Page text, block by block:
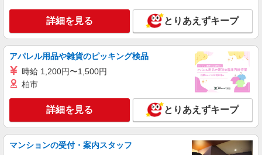
キープ 詳細を見る
派遣社員
株式会社綜合キャリアオプション（1314VJ0805G10★71-N-T4）
組立・加工・食品製造など/日払いOK
時給1,850円 交通費：既定支給
茨城県土浦市
キープ 詳細を見る
詳細を見る とりあえずキープ
アパレル用品や雑貨のピッキング検品
時給 1,200円〜1,500円
柏市
詳細を見る とりあえずキープ
マンションの受付・案内スタッフ